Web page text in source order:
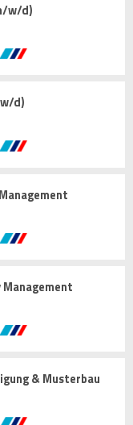
w/d)
d)
& Musterbau